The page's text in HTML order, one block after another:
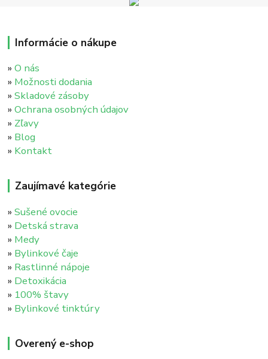
Informácie o nákupe
»O nás
» Možnosti dodania
»Skladové zásoby
»Ochrana osobných údajov
» Zľavy
» Blog
» Kontakt
Zaujímavé kategórie
»Sušené ovocie
» Detská strava
» Medy
» Bylinkové čaje
» Rastlinné nápoje
» Detoxikácia
» 100% štavy
» Bylinkové tinktúry
Overený e-shop